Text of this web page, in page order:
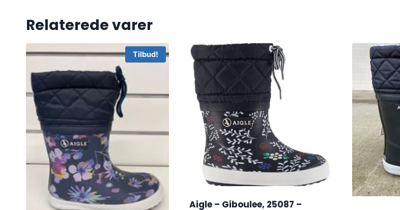
Relaterede varer
Tilbud!
Aigle – Giboulee, 25087 –